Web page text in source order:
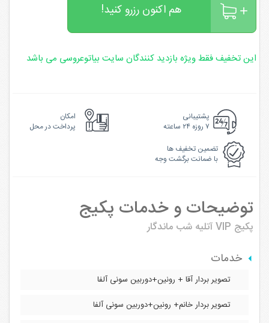
هم اکنون رزرو کنید!
این تخفیف فقط ویژه بازدید کنندگان سایت بیاتوعروسی می باشد
پشتیبانی
۷ روزه ۲۴ ساعته
امکان
پرداخت در محل
تضمین تخفیف ها
با ضمانت برگشت وجه
توضیحات و خدمات پکیج
پکیج VIP آتلیه شب ماندگار
خدمات
تصویر بردار آقا + رونین+دوربین سونی آلفا
تصویر بردار خانم+ رونین+دوربین سونی آلفا